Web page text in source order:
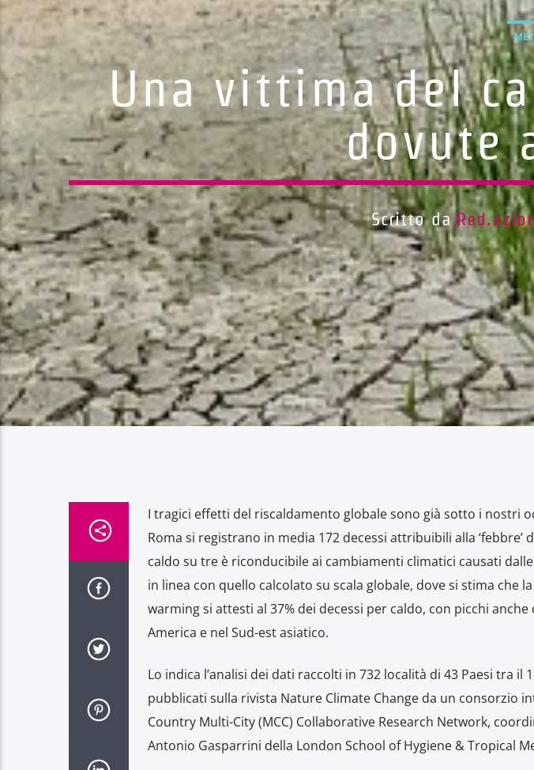
Una vittima del
dovute
Scritto da
I tragici effetti del riscaldamento globale sono già sotto i nostri
Roma si registrano in media 172 decessi attribuibili alla
caldo su tre è riconducibile ai cambiamenti climatici causati
in linea con quello calcolato su scala globale, dove si stima che
warming si attesti al 37% dei decessi per caldo, con picchi
America e nel Sud-est asiatico.
Lo indica l’analisi dei dati raccolti in 732 località di 43 Paesi tra il
pubblicati sulla rivista Nature Climate Change da un consorzio
Country Multi-City (MCC) Collaborative Research Network,
Antonio Gasparrini della London School of Hygiene & Tropical